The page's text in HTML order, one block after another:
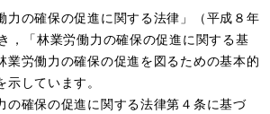
の確保の促進に関する法律」（平成８年
，「林業労働力の確保の促進に関する基
業労働力の確保の促進を図るための基本的
しています。
確保の促進に関する法律第４条に基づ